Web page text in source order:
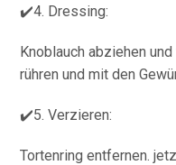
✔️4. Dressing:
Knoblauch abziehen
rühren und mit den
✔️5. Verzieren:
Tortenring entfernen.